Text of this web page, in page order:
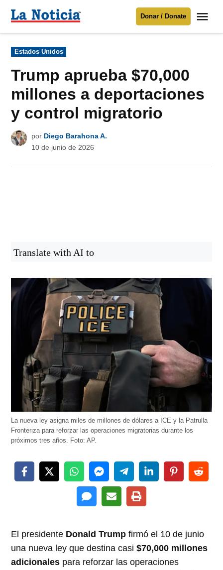
Para mantenerte informado necesitamos
Donar
contenido
Noticia
Donar / Donate
Publicado
en
Estados Unidos
Trump aprueba $70,000
millones a deportaciones
y control migratorio
por Diego Barahona A.
10 de junio de 2026
Translate with AI to
La nueva ley asigna miles de millones de dólares a ICE y la Patrulla
Fronteriza para reforzar las operaciones migratorias durante los
próximos tres años. Foto: AP.
El presidente Donald Trump firmó el 10 de junio
una nueva ley que destina casi$70,000 millones
adicionales para reforzar las operaciones